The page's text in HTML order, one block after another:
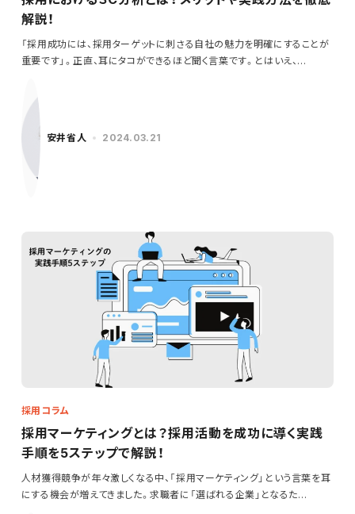
解説！
「採用成功には、採用ターゲットに刺さる自社の魅力を明確にすることが
重要です」。正直、耳にタコができるほど聞く言葉です。とはいえ、…
安井省人 2024.03.21
採用コラム
採用マーケティングとは？採用活動を成功に導く実践
手順を5ステップで解説！
人材獲得競争が年々激しくなる中、「採用マーケティング」という言葉を耳
にする機会が増えてきました。求職者に「選ばれる企業」となるた…